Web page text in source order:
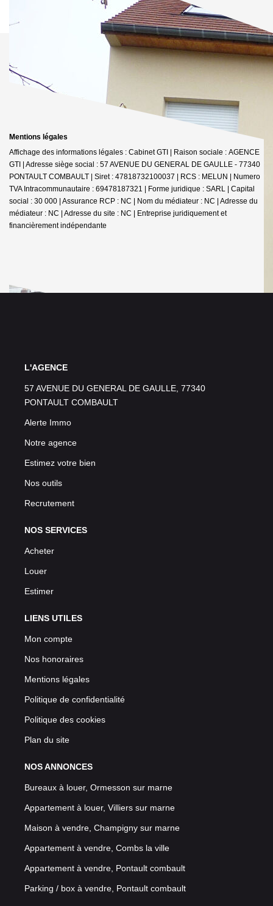
Mentions légales
Affichage des informations légales : Cabinet GTI | Raison sociale : AGENCE
GTI | Adresse siège social : 57 AVENUE DU GENERAL DE GAULLE - 77340
PONTAULT COMBAULT | Siret : 47818732100037 | RCS : MELUN | Numero
TVA Intracommunautaire : 69478187321 | Forme juridique : SARL | Capital
social : 30 000 | Assurance RCP : NC | Nom du médiateur : NC | Adresse du
médiateur : NC | Adresse du site : NC |
Entreprise juridiquement et
financièrement indépendante
L'AGENCE
57 AVENUE DU GENERAL DE GAULLE, 77340
PONTAULT COMBAULT
Alerte Immo
Notre agence
Estimez votre bien
Nos outils
Recrutement
NOS SERVICES
Acheter
Louer
Estimer
LIENS UTILES
Mon compte
Nos honoraires
Mentions légales
Politique de confidentialité
Politique des cookies
Plan du site
NOS ANNONCES
Bureaux à louer, Ormesson sur marne
Appartement à louer, Villiers sur marne
Maison à vendre, Champigny sur marne
Appartement à vendre, Combs la ville
Appartement à vendre, Pontault combault
Parking / box à vendre, Pontault combault